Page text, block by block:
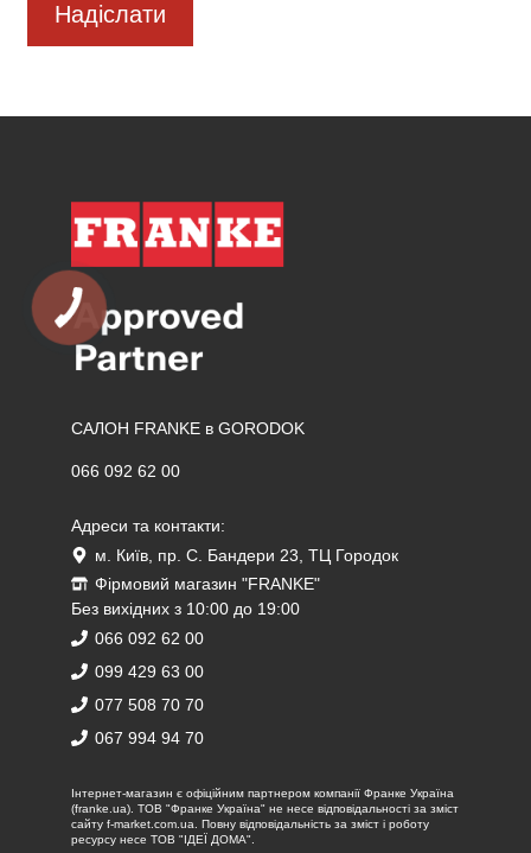
Надіслати
САЛОН FRANKE в GORODOK
066 092 62 00
Адреси та контакти:
м. Київ, пр. С. Бандери 23, ТЦ Городок
Фірмовий магазин "FRANKE"
Без вихідних з 10:00 до 19:00
066 092 62 00
099 429 63 00
077 508 70 70
067 994 94 70
Iнтернет-магазин є офіційним партнером компанії Франке Україна
(franke.ua). ТОВ "Франке Україна" не несе відповідальності за зміст
сайту f-market.com.ua. Повну відповідальність за зміст і роботу
ресурсу несе ТОВ "ІДЕЇ ДОМА".